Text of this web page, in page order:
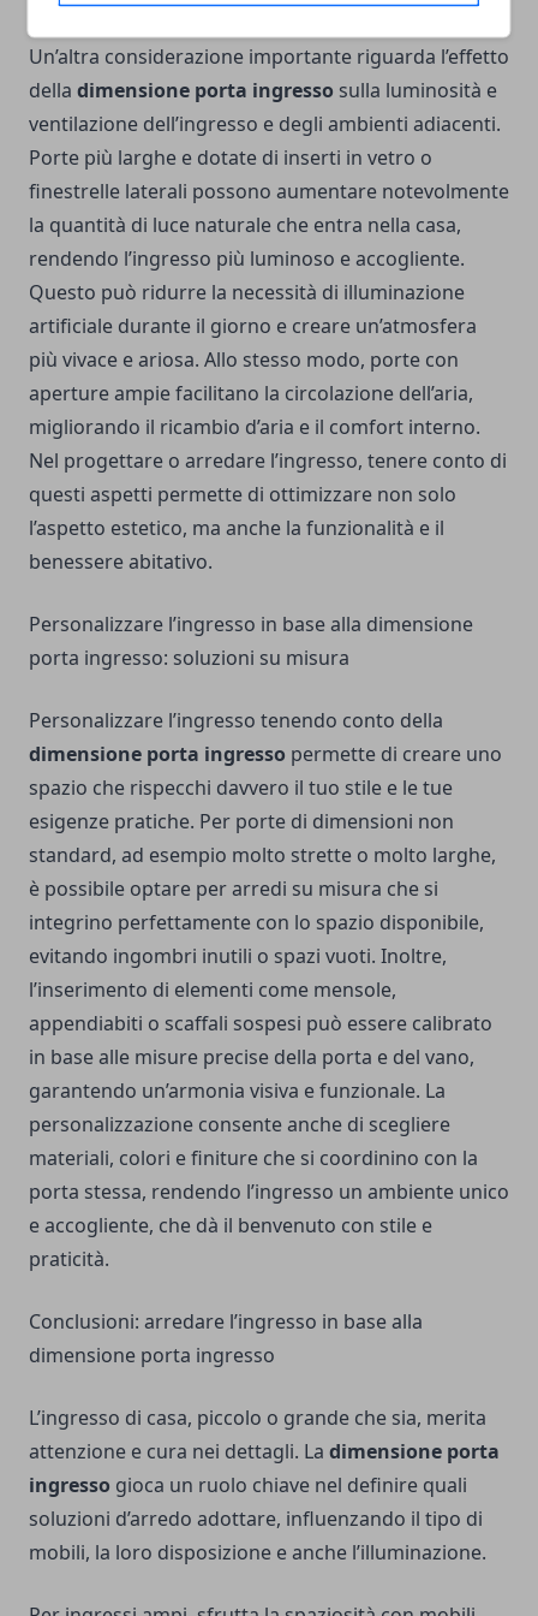
Un’altra considerazione importante riguarda l’effetto
della dimensione porta ingresso sulla luminosità e
ventilazione dell’ingresso e degli ambienti adiacenti.
Porte più larghe e dotate di inserti in vetro o
finestrelle laterali possono aumentare notevolmente
la quantità di luce naturale che entra nella casa,
rendendo l’ingresso più luminoso e accogliente.
Questo può ridurre la necessità di illuminazione
artificiale durante il giorno e creare un’atmosfera
più vivace e ariosa. Allo stesso modo, porte con
aperture ampie facilitano la circolazione dell’aria,
migliorando il ricambio d’aria e il comfort interno.
Nel progettare o arredare l’ingresso, tenere conto di
questi aspetti permette di ottimizzare non solo
l’aspetto estetico, ma anche la funzionalità e il
benessere abitativo.
Personalizzare l’ingresso in base alla dimensione
porta ingresso: soluzioni su misura
Personalizzare l’ingresso tenendo conto della
dimensione porta ingresso permette di creare uno
spazio che rispecchi davvero il tuo stile e le tue
esigenze pratiche. Per porte di dimensioni non
standard, ad esempio molto strette o molto larghe,
è possibile optare per arredi su misura che si
integrino perfettamente con lo spazio disponibile,
evitando ingombri inutili o spazi vuoti. Inoltre,
l’inserimento di elementi come mensole,
appendiabiti o scaffali sospesi può essere calibrato
in base alle misure precise della porta e del vano,
garantendo un’armonia visiva e funzionale. La
personalizzazione consente anche di scegliere
materiali, colori e finiture che si coordinino con la
porta stessa, rendendo l’ingresso un ambiente unico
e accogliente, che dà il benvenuto con stile e
praticità.
Conclusioni: arredare l’ingresso in base alla
dimensione porta ingresso
L’ingresso di casa, piccolo o grande che sia, merita
attenzione e cura nei dettagli. La dimensione porta
ingresso gioca un ruolo chiave nel definire quali
soluzioni d’arredo adottare, influenzando il tipo di
mobili, la loro disposizione e anche l’illuminazione.